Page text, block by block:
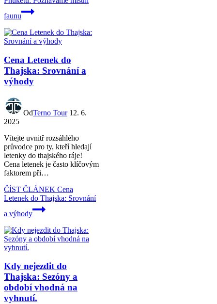
faunu
Cena Letenek do
Thajska: Srovnání a
výhody
OdTerno Tour 12. 6.
2025
Vítejte uvnitř rozsáhlého
průvodce pro ty, kteří hledají
letenky do thajského ráje!
Cena letenek je často klíčovým
faktorem při…
ČÍST ČLÁNEK Cena
Letenek do Thajska: Srovnání
a výhody
Kdy nejezdit do
Thajska: Sezóny a
období vhodná na
vyhnutí.